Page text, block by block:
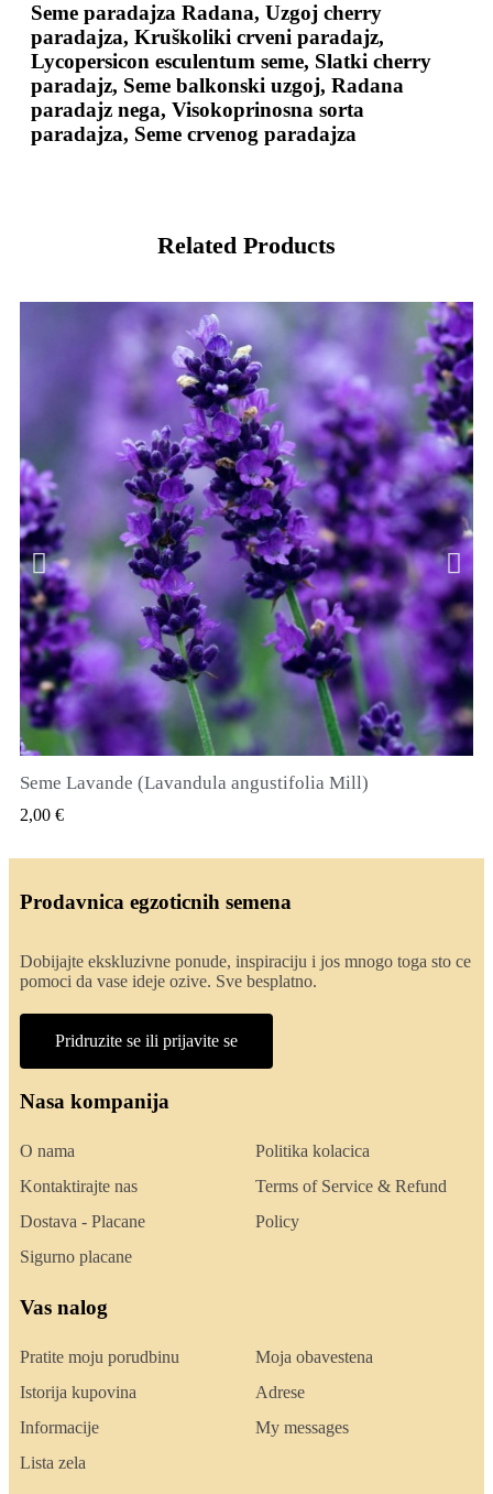
Seme paradajza Radana, Uzgoj cherry
paradajza, Kruškoliki crveni paradajz,
Lycopersicon esculentum seme, Slatki cherry
paradajz, Seme balkonski uzgoj, Radana
paradajz nega, Visokoprinosna sorta
paradajza, Seme crvenog paradajza
Related Products
QUICK VIEW
Seme Lavande (Lavandula angustifolia Mill)
2,00 €
Prodavnica egzoticnih semena
Dobijajte ekskluzivne ponude, inspiraciju i jos mnogo toga sto ce
pomoci da vase ideje ozive. Sve besplatno.
Pridruzite se ili prijavite se
Nasa kompanija
O nama
Kontaktirajte nas
Dostava - Placane
Sigurno placane
Politika kolacica
Terms of Service & Refund
Policy
Vas nalog
Pratite moju porudbinu
Istorija kupovina
Informacije
Lista zela
Moja obavestena
Adrese
My messages